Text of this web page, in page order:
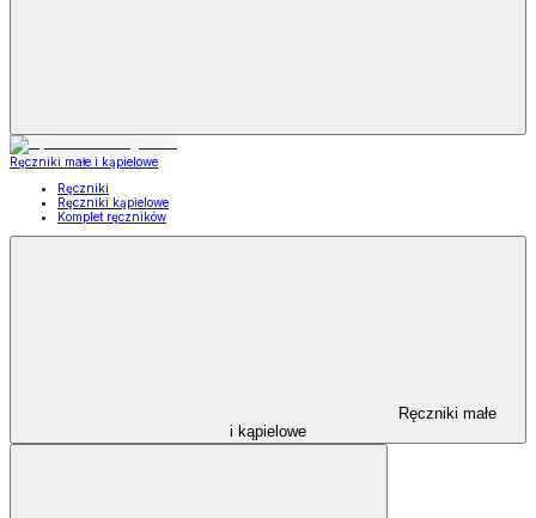
Ręczniki małe i kąpielowe
Ręczniki
Ręczniki kąpielowe
Komplet ręczników
Ręczniki małe
i kąpielowe